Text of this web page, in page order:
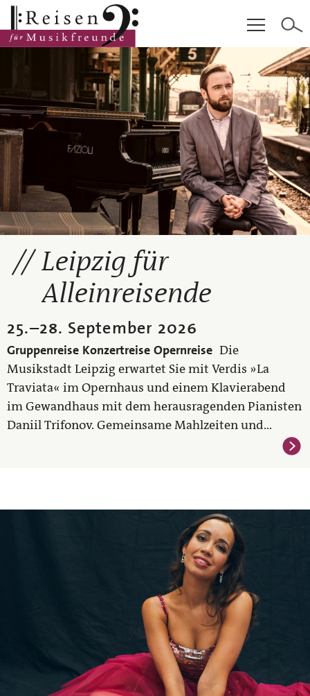
Hauptinhalt Fußzeile Cookie-Einstellungen
Leipzig für
Alleinreisende
25.–28. September 2026
Gruppenreise Konzertreise Opernreise Die
Musikstadt Leipzig erwartet Sie mit Verdis »La
Traviata« im Opernhaus und einem Klavierabend
im Gewandhaus mit dem herausragenden Pianisten
Daniil Trifonov. Gemeinsame Mahlzeiten und...